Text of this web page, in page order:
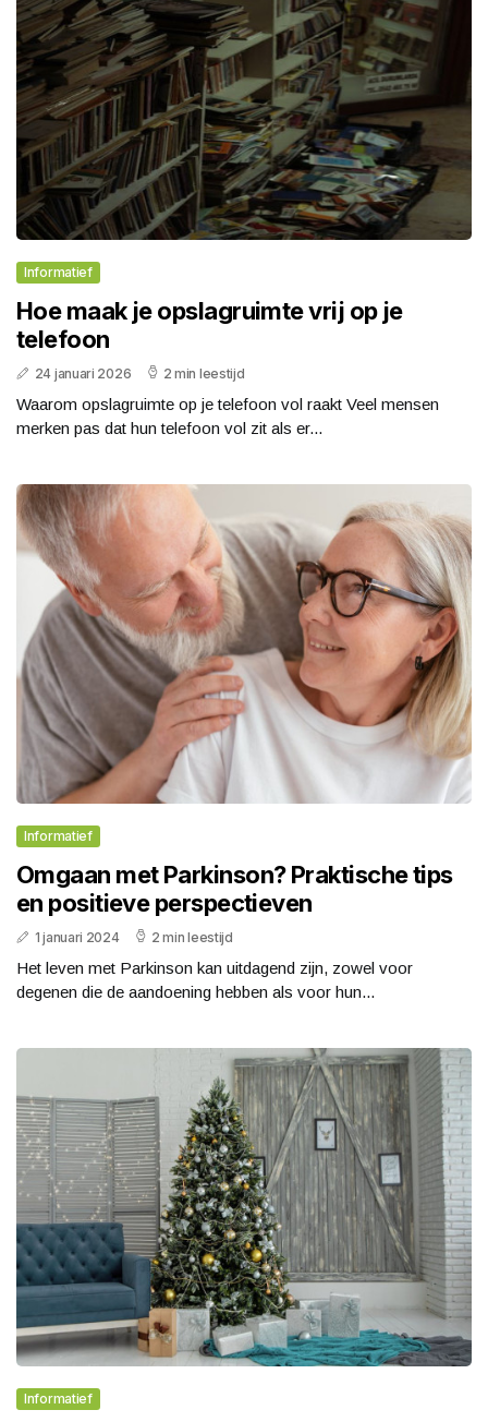
Informatief
Hoe maak je opslagruimte vrij op je
telefoon
24 januari 2026 2 min leestijd
Waarom opslagruimte op je telefoon vol raakt Veel mensen
merken pas dat hun telefoon vol zit als er...
Informatief
Omgaan met Parkinson? Praktische tips
en positieve perspectieven
1 januari 2024 2 min leestijd
Het leven met Parkinson kan uitdagend zijn, zowel voor
degenen die de aandoening hebben als voor hun...
Informatief